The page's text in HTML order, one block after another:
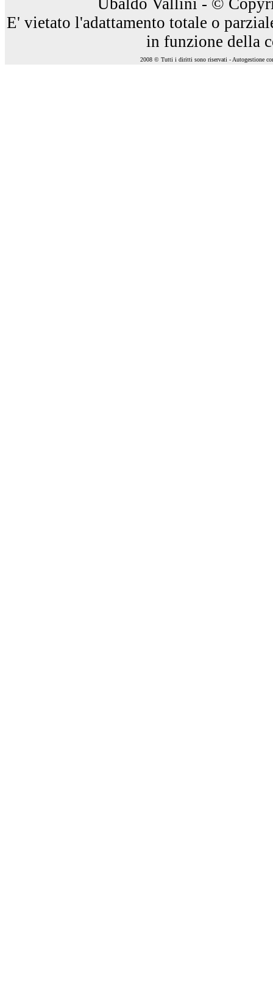
Ubaldo Vallini - ©
E' vietato l'adattamento totale o
in funzione della
2008 © Tutti i diritti sono riservati - Autogestione